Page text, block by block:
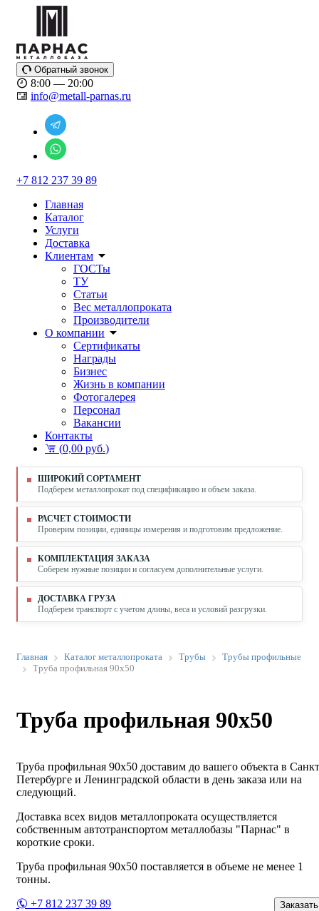
Обратный звонок
8:00 — 20:00
info@metall-parnas.ru
+7 812 237 39 89
Главная
Каталог
Услуги
Доставка
Клиентам
ГОСТы
ТУ
Статьи
Вес металлопроката
Производители
О компании
Сертификаты
Награды
Бизнес
Жизнь в компании
Фотогалерея
Персонал
Вакансии
Контакты
(0,00 руб.)
ШИРОКИЙ СОРТАМЕНТ
Подберем металлопрокат под спецификацию и объем заказа.
РАСЧЕТ СТОИМОСТИ
Проверим позиции, единицы измерения и подготовим предложение.
КОМПЛЕКТАЦИЯ ЗАКАЗА
Соберем нужные позиции и согласуем дополнительные услуги.
ДОСТАВКА ГРУЗА
Подберем транспорт с учетом длины, веса и условий разгрузки.
Главная Каталог металлопроката Трубы
Трубы профильные
Труба профильная 90х50
Труба профильная 90х50
Труба профильная 90х50 доставим до вашего объекта в
Петербурге и Ленинградской области в день заказа или на
следующий.
Доставка всех видов металлопроката осуществляется
собственным автотранспортом металлобазы "Парнас" в
короткие сроки.
Труба профильная 90х50 поставляется в объеме не менее 1
тонны.
+7 812 237 39 89
Заказать